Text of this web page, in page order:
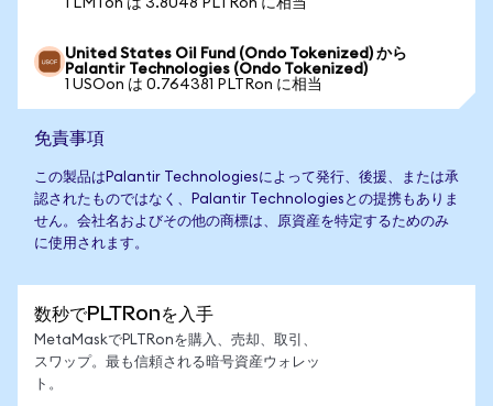
1 LMTon は 3.8048 PLTRon に相当
United States Oil Fund (Ondo Tokenized) から
Palantir Technologies (Ondo Tokenized)
1 USOon は 0.764381 PLTRon に相当
免責事項
この製品はPalantir Technologiesによって発行、後援、または承
認されたものではなく、Palantir Technologiesとの提携もありま
せん。会社名およびその他の商標は、原資産を特定するためのみ
に使用されます。
数秒でPLTRonを入手
MetaMaskでPLTRonを購入、売却、取引、
スワップ。最も信頼される暗号資産ウォレッ
ト。